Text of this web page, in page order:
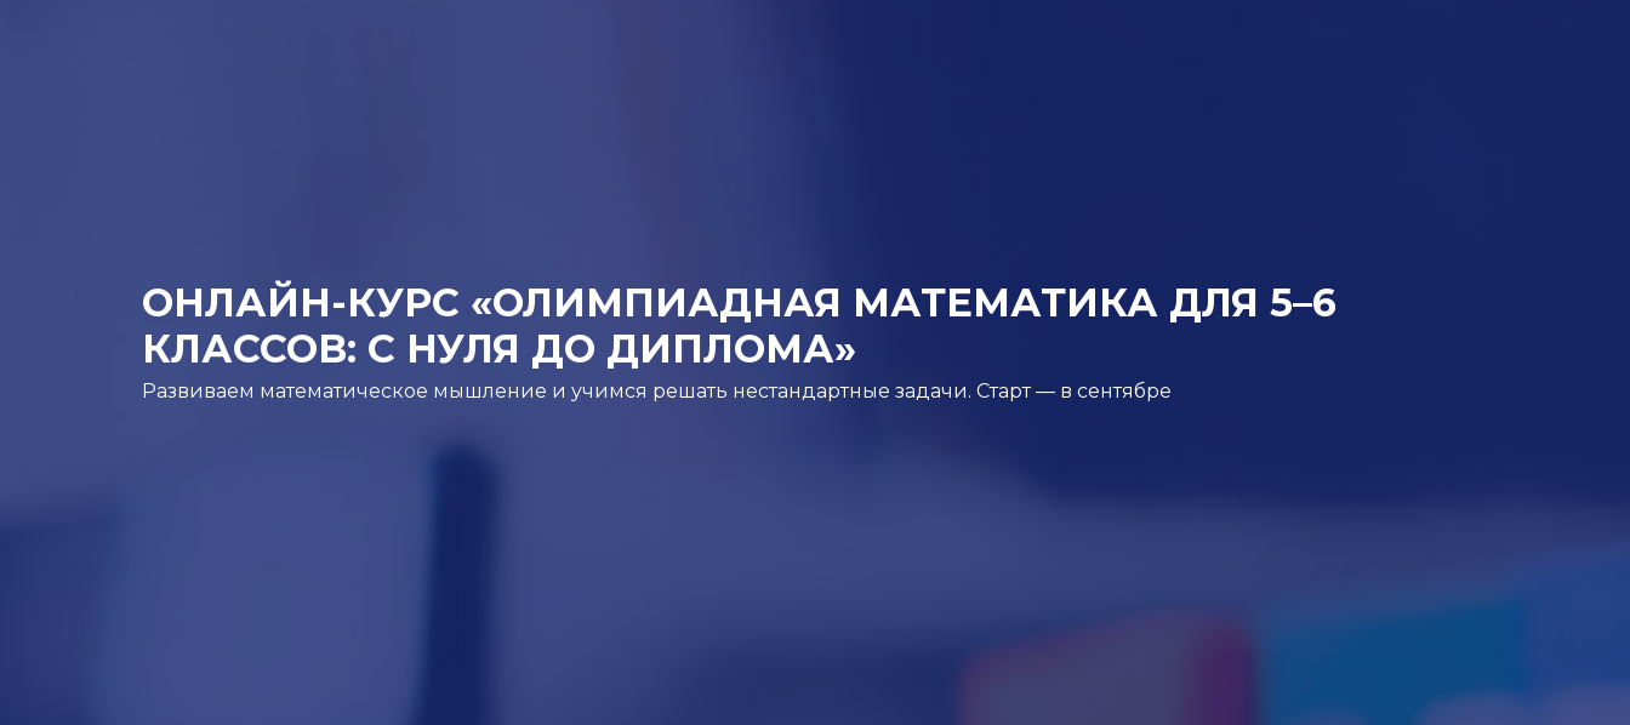
ОНЛАЙН-КУРС «ОЛИМПИАДНАЯ МАТЕМАТИКА ДЛЯ 5–6
КЛАССОВ: С НУЛЯ ДО ДИПЛОМА»
Развиваем математическое мышление и учимся решать нестандартные задачи. Старт — в сентябре